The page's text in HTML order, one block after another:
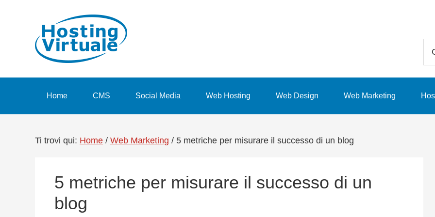
navigazione
contenuto
principale
Home CMS Social Media Web Hosting Web Design Web Marketing
Ti trovi qui: Home / Web Marketing / 5 metriche per misurare il successo di un blog
5 metriche per misurare il successo di un
blog